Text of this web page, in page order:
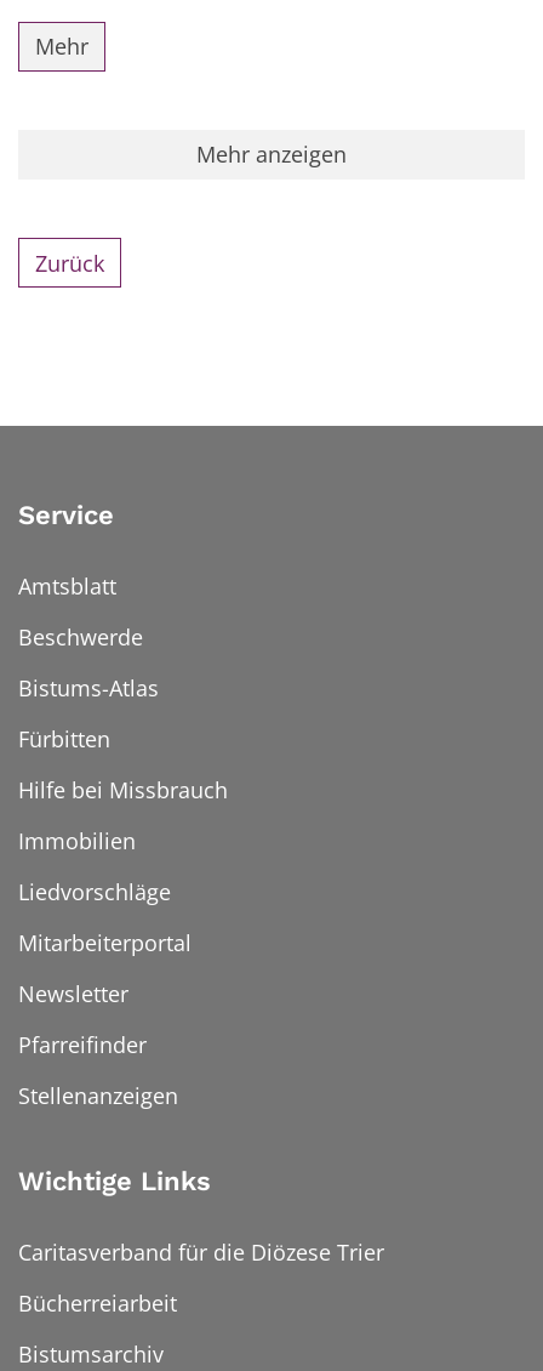
Mehr
Mehr anzeigen
Zurück
Service
Amtsblatt
Beschwerde
Bistums-Atlas
Fürbitten
Hilfe bei Missbrauch
Immobilien
Liedvorschläge
Mitarbeiterportal
Newsletter
Pfarreifinder
Stellenanzeigen
Wichtige Links
Caritasverband für die Diözese Trier
Bücherreiarbeit
Bistumsarchiv